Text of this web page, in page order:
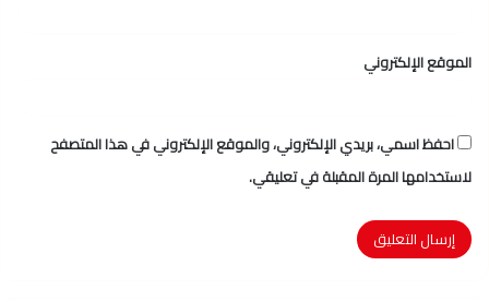
الموقع الإلكتروني
احفظ اسمي، بريدي الإلكتروني، والموقع الإلكتروني في هذا المتصفح
لاستخدامها المرة المقبلة في تعليقي.